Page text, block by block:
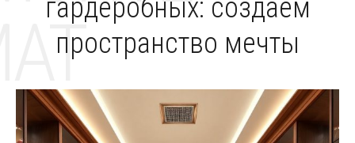
гардеробных: создаём
пространство мечты